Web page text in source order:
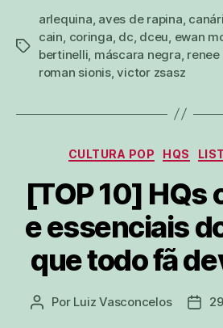
tags
arlequina aves de rapina
cain coringa dc dceu ewan
bertinelli máscara negra
roman sionis,victor zsasz
CULTURA POP HQS
[TOP 10] HQs
e essenciais
que todo fã
Autor
Por Luiz Vasconcelos
Data